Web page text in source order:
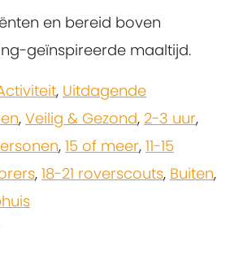
en bereid boven
geïnspireerde maaltijd.
, Uitdagende
, Veilig & Gezond, 2-3 uur,
, 15 of meer, 11-15
, 18-21 roverscouts, Buiten,